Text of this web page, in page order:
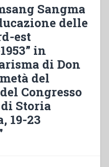
Sangma
delle
est
in
di Don
del
Congresso
Storia
19-23